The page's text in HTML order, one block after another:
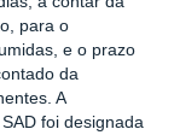
para o
e o prazo
da
A
foi designada